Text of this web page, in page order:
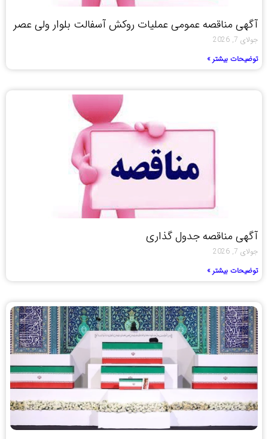
آگهی مناقصه عمومی عملیات روکش آسفالت بلوار ولی عصر
جولای 7, 2026
توضیحات بیشتر »
آگهی مناقصه جدول گذاری
جولای 7, 2026
توضیحات بیشتر »